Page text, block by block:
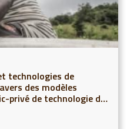
technologies de
des modèles
privé de technologie de